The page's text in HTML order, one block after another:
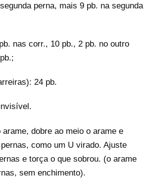
perna, mais 9 pb. na segunda
nas corr., 10 pb., 2 pb. no outro
24 pb.
dobre ao meio o arame e
como um U virado. Ajuste
e torça o que sobrou. (o arame
sem enchimento).